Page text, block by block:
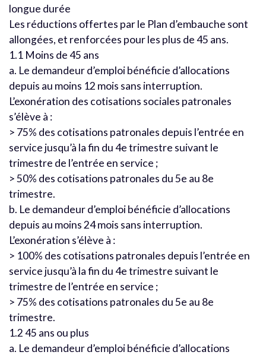
longue durée
Les réductions offertes par le Plan d’embauche sont
allongées, et renforcées pour les plus de 45 ans.
1.1 Moins de 45 ans
a. Le demandeur d’emploi bénéficie d’allocations
depuis au moins 12 mois sans interruption.
L’exonération des cotisations sociales patronales
s’élève à :
> 75% des cotisations patronales depuis l’entrée en
service jusqu’à la fin du 4e trimestre suivant le
trimestre de l’entrée en service ;
> 50% des cotisations patronales du 5e au 8e
trimestre.
b. Le demandeur d’emploi bénéficie d’allocations
depuis au moins 24 mois sans interruption.
L’exonération s’élève à :
> 100% des cotisations patronales depuis l’entrée en
service jusqu’à la fin du 4e trimestre suivant le
trimestre de l’entrée en service ;
> 75% des cotisations patronales du 5e au 8e
trimestre.
1.2 45 ans ou plus
a. Le demandeur d’emploi bénéficie d’allocations